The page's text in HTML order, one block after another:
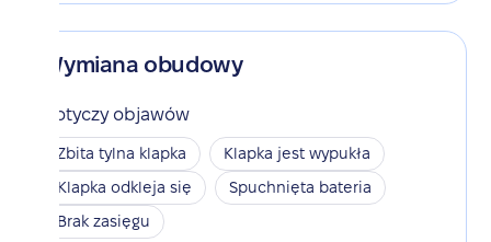
Wymiana obudowy
Dotyczy objawów
Zbita tylna klapka
Klapka jest wypukła
Klapka odkleja się
Spuchnięta bateria
Brak zasięgu